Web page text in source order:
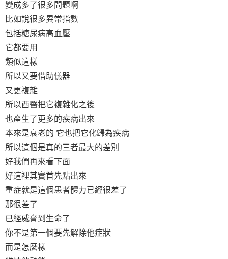
變成多了很多問題啊
比如說很多異常指數
包括糖尿病高血壓
它都要用
類似這樣
所以又要借助儀器
又更複雜
所以西醫把它複雜化之後
也產生了更多的疾病出來
本來是衰老的 它也把它化歸為疾病
所以這個是真的三者最大的差別
好我們再來看下面
好這裡其實首先點出來
重症就是這個患者體力已經很差了
那很差了
已經威脅到生命了
你不是第一個要先解除他症狀
而是怎麼樣